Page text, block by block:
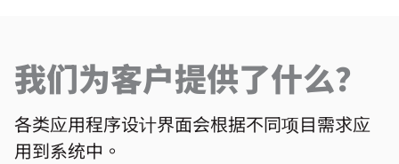
我们为客户提供了什么？
各类应用程序设计界面会根据不同项目需求应
用到系统中。